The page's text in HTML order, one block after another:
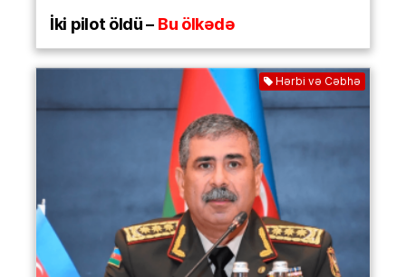
İki pilot öldü –Bu ölkədə
Hərbi və Cəbhə